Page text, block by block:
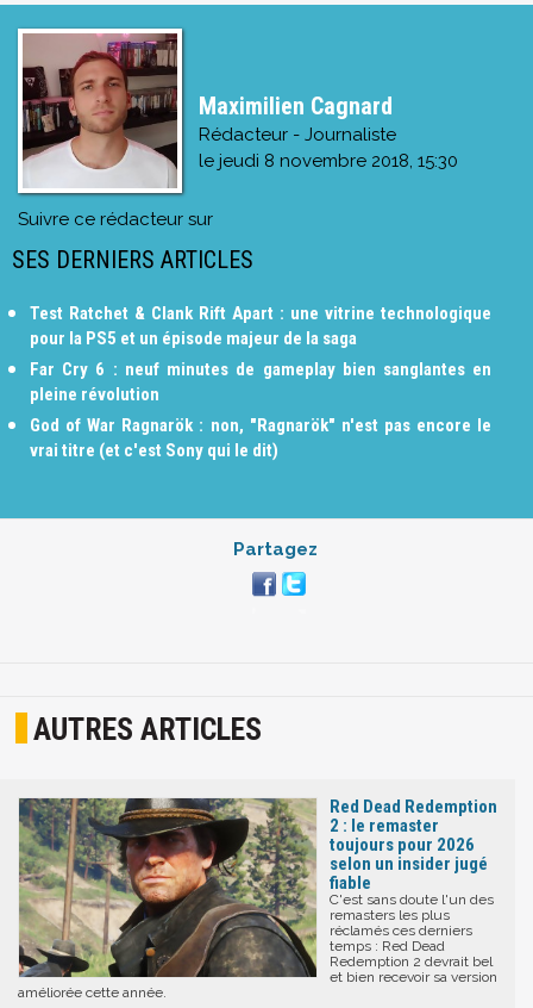
Maximilien Cagnard
Rédacteur - Journaliste
le jeudi 8 novembre 2018, 15:30
Suivre ce rédacteur sur
SES DERNIERS ARTICLES
Test Ratchet & Clank Rift Apart : une vitrine technologique
pour la PS5 et un épisode majeur de la saga
Far Cry 6 : neuf minutes de gameplay bien sanglantes en
pleine révolution
God of War Ragnarök : non, "Ragnarök" n'est pas encore le
vrai titre (et c'est Sony qui le dit)
Partagez
AUTRES ARTICLES
Red Dead Redemption
2 : le remaster
toujours pour 2026
selon un insider jugé
fiable
C'est sans doute l'un des
remasters les plus
réclamés ces derniers
temps : Red Dead
Redemption 2 devrait bel
et bien recevoir sa version
améliorée cette année.